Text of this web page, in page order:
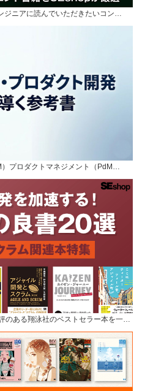
ジニアに読んでいただきたいコン…
プロダクトマネジメント（PdM…
のある翔泳社のベストセラー本を一…